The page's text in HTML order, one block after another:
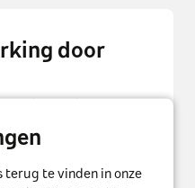
door
weer te geven.
zal Google Ireland
zoals uw IP-adres
kaart gebruikt. Wij
terug te vinden in onze